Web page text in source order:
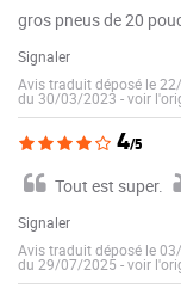
gros pneus de 20
Signaler
Avis traduit déposé le
du 30/03/2023 -voir
4/5
Tout est super.
Signaler
Avis traduit déposé le
du 29/07/2025 -voir